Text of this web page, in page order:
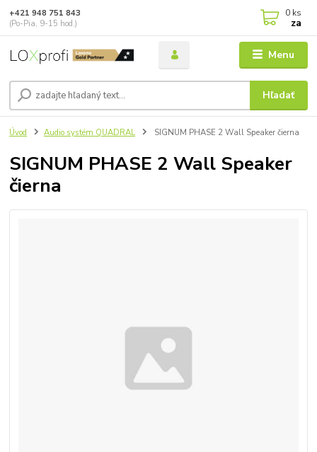
Menu
Hľadať
+421 948 751 843
(Po-Pia, 9-15 hod.)
0 ks
za
Úvod Audio systém QUADRAL SIGNUM PHASE 2 Wall Speaker čierna
SIGNUM PHASE 2 Wall Speaker
čierna